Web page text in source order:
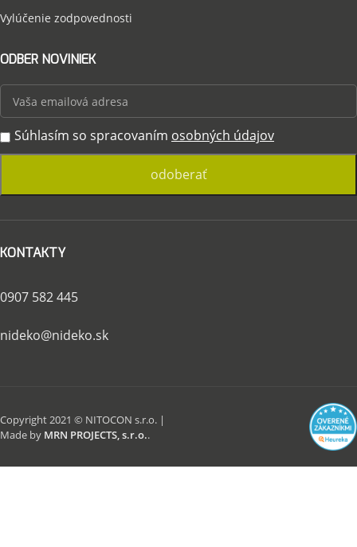
Vylúčenie zodpovednosti
ODBER NOVINIEK
Súhlasím so spracovaním osobných údajov
KONTAKTY
0907 582 445
nideko@nideko.sk
Copyright 2021 © NITOCON s.r.o. |
Made by MRN PROJECTS, s.r.o..